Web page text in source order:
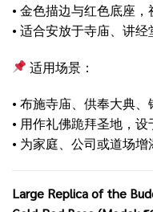
• 金色描边与红色底座
• 适合安放于寺庙、讲
适用场景：
• 布施寺庙、供奉大典
• 用作礼佛跪拜圣地，
• 为家庭、公司或道场
Large Replica of the